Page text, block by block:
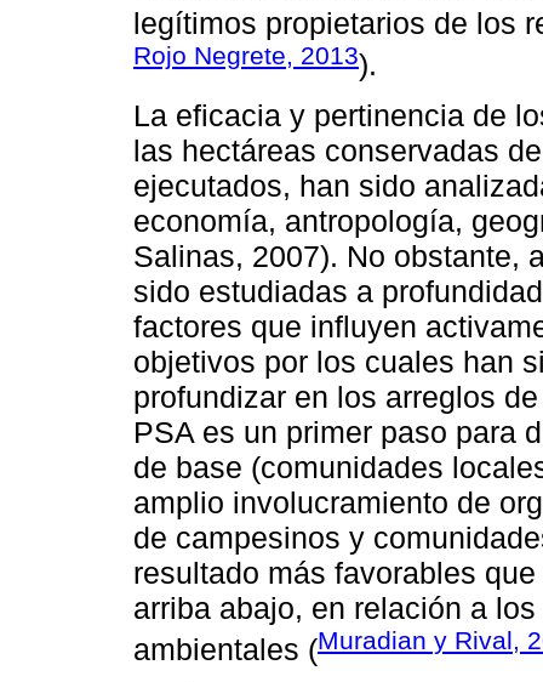
legítimos propietarios de los
Rojo Negrete, 2013).
La eficacia y pertinencia de
las hectáreas conservadas
ejecutados, han sido
economía, antropología,
Salinas, 2007). No obstante,
sido estudiadas a
factores que influyen
objetivos por los cuales han
profundizar en los arreglos
PSA es un primer paso para
de base (comunidades
amplio involucramiento de
de campesinos y
resultado más favorables
arriba abajo, en relación a
ambientales (Muradian y Rival,